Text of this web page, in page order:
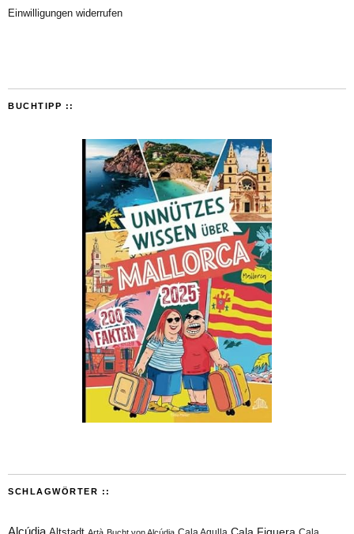
Einwilligungen widerrufen
BUCHTIPP ::
SCHLAGWÖRTER ::
Alcúdia Cala Figuera Cala